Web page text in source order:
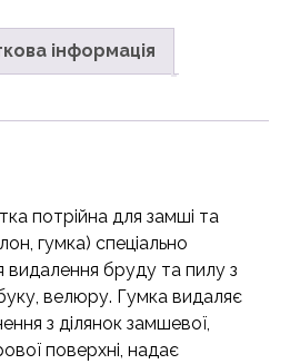
інформація
потрійна для замші та
гумка) спеціально
видалення бруду та пилу з
велюру. Гумка видаляє
з ділянок замшевої,
поверхні, надає